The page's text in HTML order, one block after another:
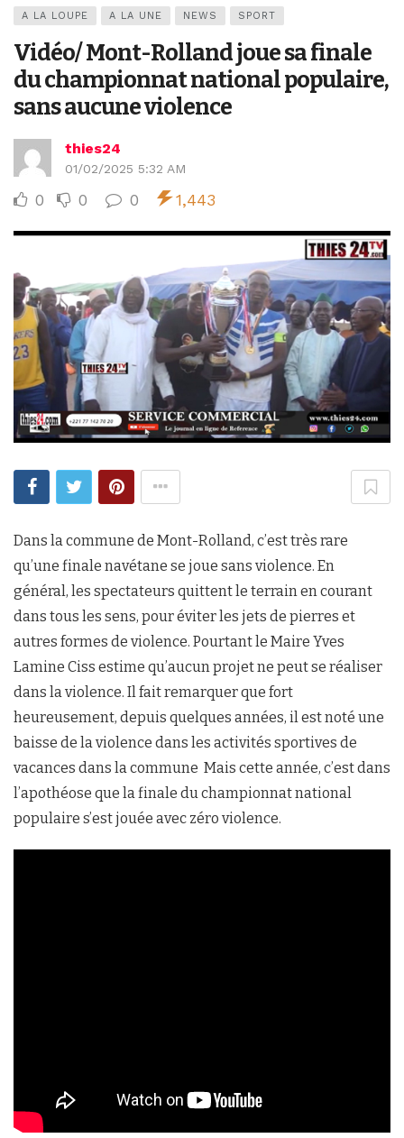
A LA LOUPE A LA UNE NEWS SPORT
Vidéo/ Mont-Rolland joue sa finale
du championnat national populaire,
sans aucune violence
thies24
01/02/2025 5:32 AM
0 0 0 1,443
Dans la commune de Mont-Rolland, c’est très rare
qu’une finale navétane se joue sans violence. En
général, les spectateurs quittent le terrain en courant
dans tous les sens, pour éviter les jets de pierres et
autres formes de violence. Pourtant le Maire Yves
Lamine Ciss estime qu’aucun projet ne peut se réaliser
dans la violence. Il fait remarquer que fort
heureusement, depuis quelques années, il est noté une
baisse de la violence dans les activités sportives de
vacances dans la commune Mais cette année, c’est dans
l’apothéose que la finale du championnat national
populaire s’est jouée avec zéro violence.